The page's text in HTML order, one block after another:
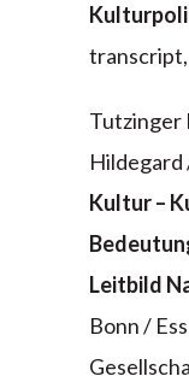
transcript,
Tutzinger
Hildegard
Kultur –
Leitbild
Bonn /